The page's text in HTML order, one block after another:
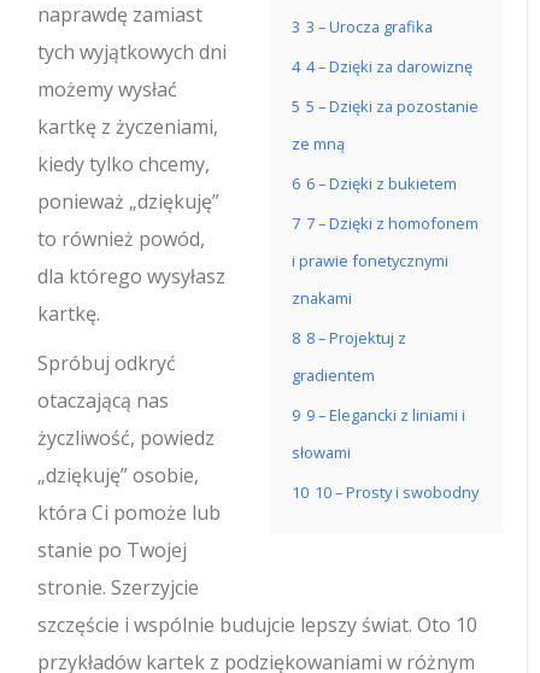
3 3 – Urocza grafika
4 4 – Dzięki za darowiznę
5 5 – Dzięki za pozostanie
ze mną
6 6 – Dzięki z bukietem
7 7 – Dzięki z homofonem
i prawie fonetycznymi
znakami
8 8 – Projektuj z
gradientem
9 9 – Elegancki z liniami i
słowami
10 10 – Prosty i swobodny
naprawdę zamiast
tych wyjątkowych dni
możemy wysłać
kartkę z życzeniami,
kiedy tylko chcemy,
ponieważ „dziękuję”
to również powód,
dla którego wysyłasz
kartkę.
Spróbuj odkryć
otaczającą nas
życzliwość, powiedz
„dziękuję” osobie,
która Ci pomoże lub
stanie po Twojej
stronie. Szerzyjcie
szczęście i wspólnie budujcie lepszy świat. Oto 10
przykładów kartek z podziękowaniami w różnym